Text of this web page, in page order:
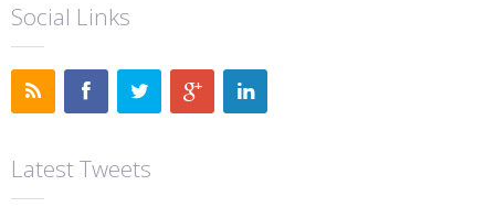
Social Links
Latest Tweets